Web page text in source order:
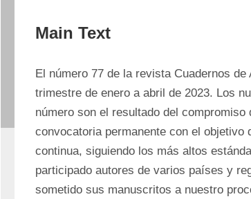
Main Text
El número 77 de la revista Cuadernos
trimestre de enero a abril de 2023. Los
número son el resultado del
convocatoria permanente con el
continua, siguiendo los más altos
participado autores de varios países y
sometido sus manuscritos a nuestro